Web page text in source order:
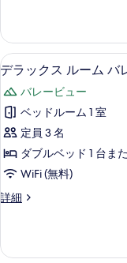
ッ
ド
ル
ー
ム
ガ
ー
デ
ン
ー
ス
ル
ー
ベ
ド
ル
ー
ム
ガ
ビ
デ
ラ
ッ
ク
ス
ル
ー
ム
レ
3
デラックス ルーム バ
バレービュー
ベッドルーム 1 室
定員 3 名
ダブルベッド 1 台ま
WiFi (無料)
詳細
デ
ス